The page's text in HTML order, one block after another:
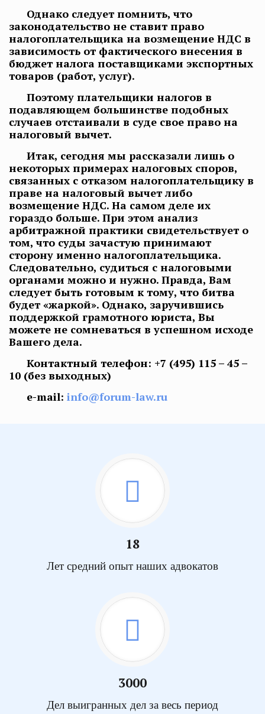
Однако следует помнить, что
законодательство не ставит право
налогоплательщика на возмещение НДС в
зависимость от фактического внесения в
бюджет налога поставщиками экспортных
товаров (работ, услуг).
Поэтому плательщики налогов в
подавляющем большинстве подобных
случаев отстаивали в суде свое право на
налоговый вычет.
Итак, сегодня мы рассказали лишь о
некоторых примерах налоговых споров,
связанных с отказом налогоплательщику в
праве на налоговый вычет либо
возмещение НДС. На самом деле их
гораздо больше. При этом анализ
арбитражной практики свидетельствует о
том, что суды зачастую принимают
сторону именно налогоплательщика.
Следовательно, судиться с налоговыми
органами можно и нужно. Правда, Вам
следует быть готовым к тому, что битва
будет «жаркой». Однако, заручившись
поддержкой грамотного юриста, Вы
можете не сомневаться в успешном исходе
Вашего дела.
Контактный телефон: +7 (495) 115 – 45 –
10 (без выходных)
e-mail: info@forum-law.ru
18
Лет средний опыт наших адвокатов
3000
Дел выигранных дел за весь период